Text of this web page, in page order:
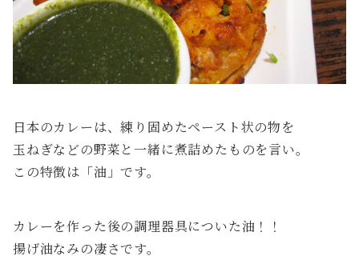
日本のカレーは、練り固めたペースト状の物を
玉ねぎなどの野菜と一緒に煮詰めたものを言い。
この特徴は「油」です。
カレーを作った後の調理器具についた油！！
揚げ油なみの凄さです。